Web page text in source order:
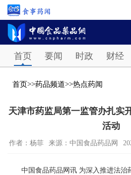
首页 要闻 时政 财经
首页>>药品频道>>热点药闻
天津市药监局第一监管办扎实
活动
作者：杨菲 来源：中国食品药品网
中国食品药品网讯 为深入推进法治